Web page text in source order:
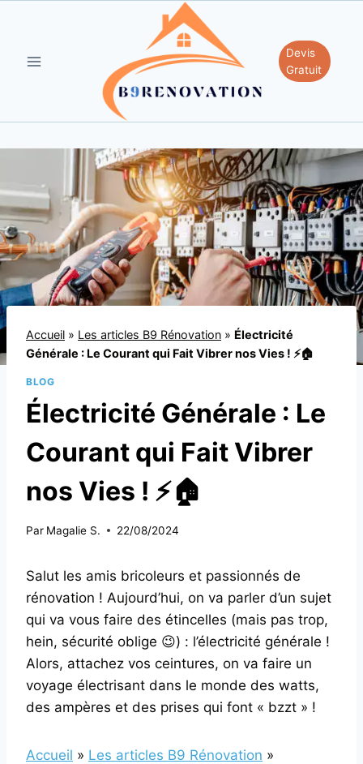
contenu
Devis
Gratuit
Accueil » Les articles B9 Rénovation » Électricité
Générale : Le Courant qui Fait Vibrer nos Vies ! ⚡🏠
BLOG
Électricité Générale : Le
Courant qui Fait Vibrer
nos Vies ! ⚡🏠
Par Magalie S. 22/08/2024
Salut les amis bricoleurs et passionnés de
rénovation ! Aujourd’hui, on va parler d’un sujet
qui va vous faire des étincelles (mais pas trop,
hein, sécurité oblige 😉) : l’électricité générale !
Alors, attachez vos ceintures, on va faire un
voyage électrisant dans le monde des watts,
des ampères et des prises qui font « bzzt » !
Accueil » Les articles B9 Rénovation »